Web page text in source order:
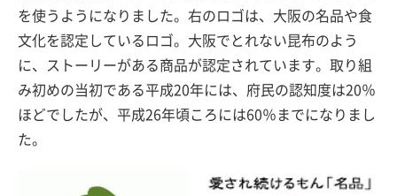
を使うようになりました。右のロゴは、大阪の名品や食
文化を認定しているロゴ。大阪でとれない昆布のよう
に、ストーリーがある商品が認定されています。取り組
み初めの当初である平成20年には、府民の認知度は20％
ほどでしたが、平成26年頃ころには60％までになりまし
た。